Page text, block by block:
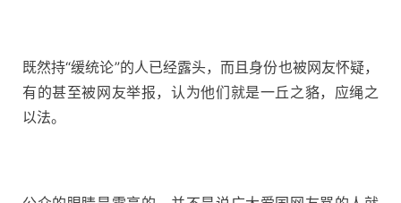
既然持“缓统论”的人已经露头，而且身份也被网友怀疑，
有的甚至被网友举报，认为他们就是一丘之貉，应绳之
以法。